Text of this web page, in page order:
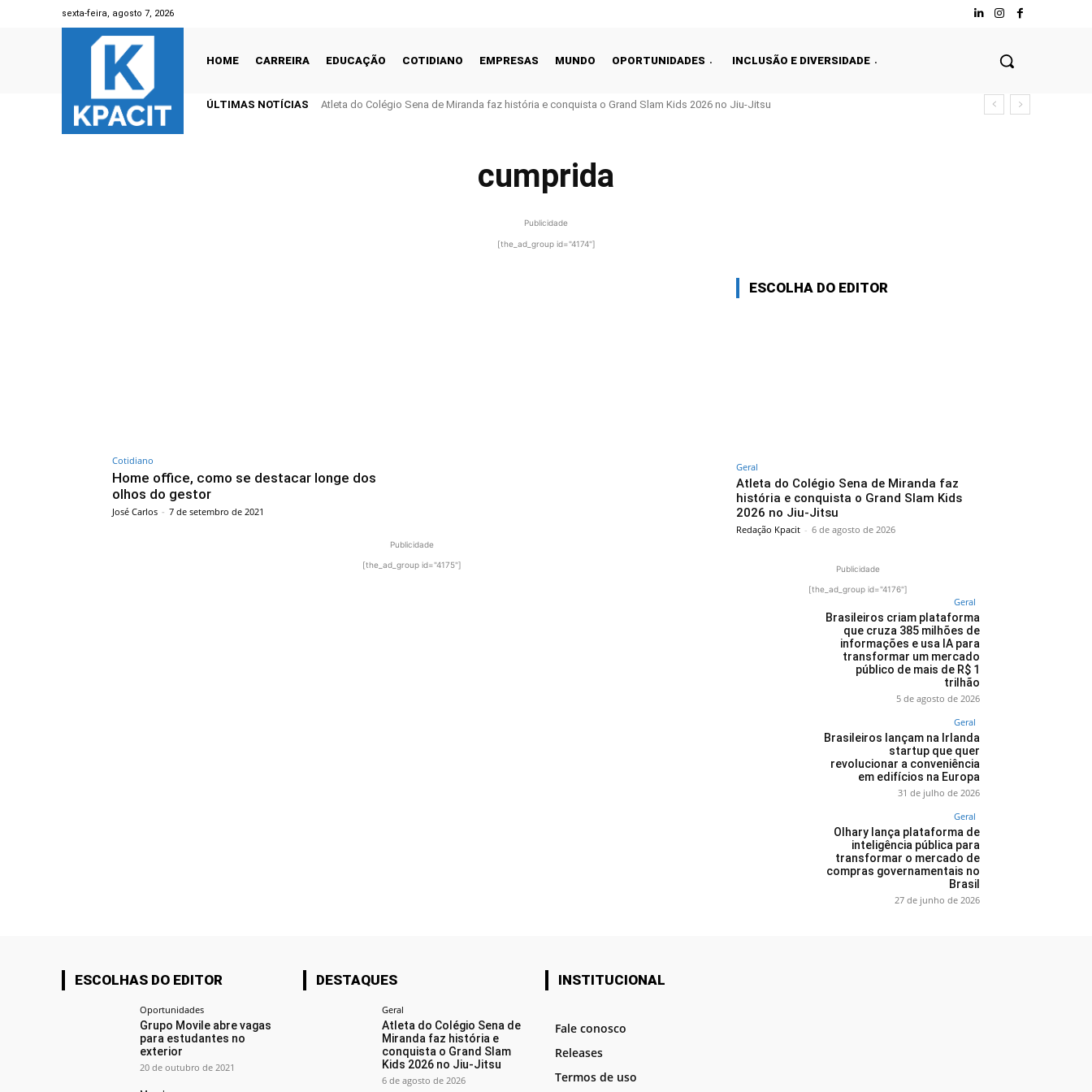
sexta-feira, agosto 7, 2026
HOME CARREIRA EDUCAÇÃO COTIDIANO EMPRESAS MUNDO OPORTUNIDADES INCLUSÃO E DIVERSIDADE
ÚLTIMAS NOTÍCIAS Atleta do Colégio Sena de Miranda faz história e conquista o Grand Slam Kids 2026 no Jiu-Jitsu
cumprida
Publicidade
[the_ad_group id="4174"]
Cotidiano
Home office, como se destacar longe dos
olhos do gestor
José Carlos - 7 de setembro de 2021
Publicidade
[the_ad_group id="4175"]
ESCOLHA DO EDITOR
Geral
Atleta do Colégio Sena de Miranda faz
história e conquista o Grand Slam Kids
2026 no Jiu-Jitsu
Redação Kpacit - 6 de agosto de 2026
Publicidade
[the_ad_group id="4176"]
Geral
Brasileiros criam plataforma
que cruza 385 milhões de
informações e usa IA para
transformar um mercado
público de mais de R$ 1
trilhão
5 de agosto de 2026
Geral
Brasileiros lançam na Irlanda
startup que quer
revolucionar a conveniência
em edifícios na Europa
31 de julho de 2026
Geral
Olhary lança plataforma de
inteligência pública para
transformar o mercado de
compras governamentais no
Brasil
27 de junho de 2026
ESCOLHAS DO EDITOR
Oportunidades
Grupo Movile abre vagas
para estudantes no
exterior
20 de outubro de 2021
DESTAQUES
Geral
Atleta do Colégio Sena de
Miranda faz história e
conquista o Grand Slam
Kids 2026 no Jiu-Jitsu
6 de agosto de 2026
INSTITUCIONAL
Fale conosco
Releases
Termos de uso